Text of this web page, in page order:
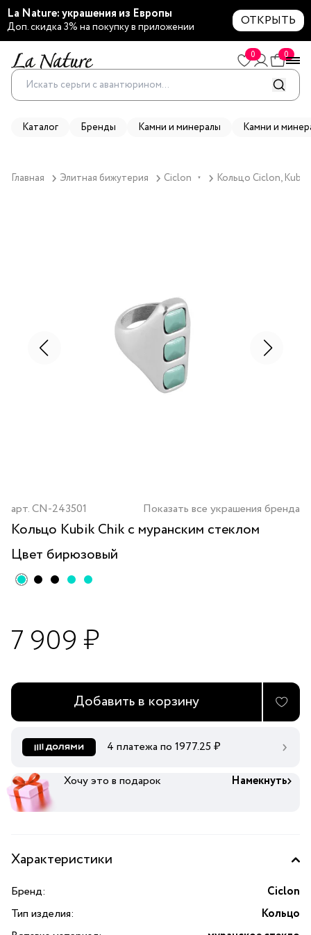
La Nature: украшения из Европы
Доп. скидка 3% на покупку в приложении ОТКРЫТЬ
0 0
Каталог Бренды Камни и минералы Камни и
Главная Элитная бижутерия Ciclon ▼ Кольцо Ciclon, Kubik
арт.CN-243501 Показать все украшения бренда
Кольцо Kubik Chik с муранским стеклом
Цвет бирюзовый
7 909 ₽
Добавить в корзину
4 платежа по 1977.25 ₽
Хочу это в подарок Намекнуть
Характеристики
Бренд:
Ciclon
Тип изделия:
Кольцо